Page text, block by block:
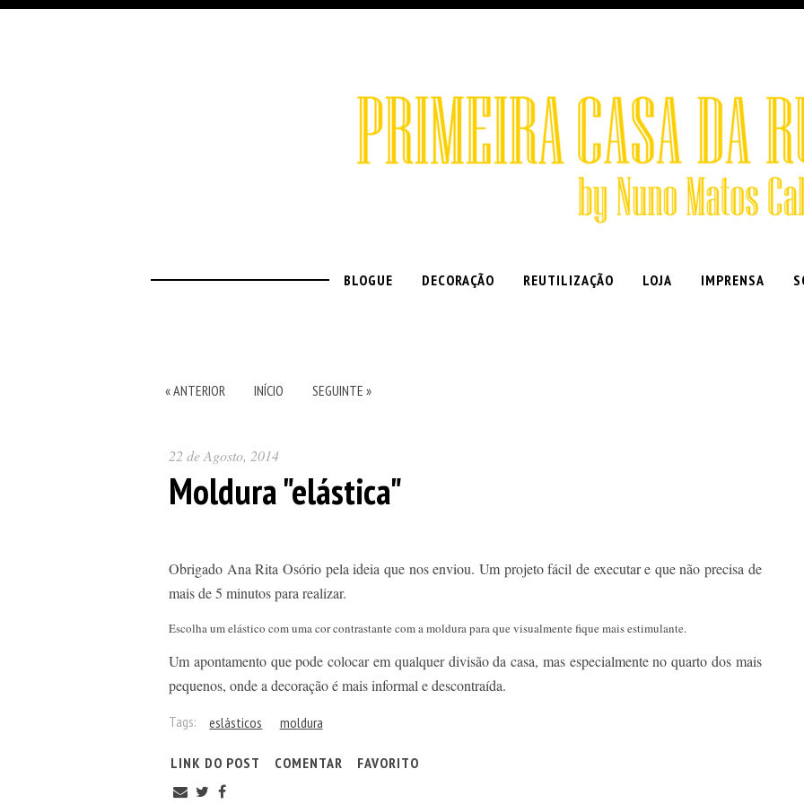
BLOGUE DECORAÇÃO REUTILIZAÇÃO LOJA IMPRENSA
« ANTERIOR INÍCIO SEGUINTE »
22 de Agosto, 2014
Moldura "elástica"
Obrigado Ana Rita Osório pela ideia que nos enviou. Um projeto fácil de executar e que não precisa de
mais de 5 minutos para realizar.
Escolha um elástico com uma cor contrastante com a moldura para que visualmente fique mais estimulante.
Um apontamento que pode colocar em qualquer divisão da casa, mas especialmente no quarto dos mais
pequenos, onde a decoração é mais informal e descontraída.
Tags: eslásticos moldura
LINK DO POST COMENTAR FAVORITO